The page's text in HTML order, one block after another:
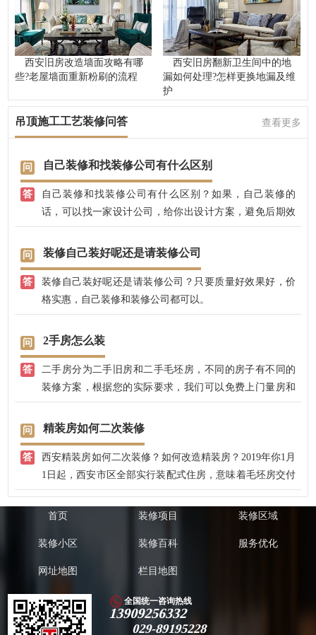
西安旧房改造墙面攻略有哪
些?老屋墙面重新粉刷的流程
西安旧房翻新卫生间中的地
漏如何处理?怎样更换地漏及维
护
吊顶施工工艺装修问答 查看更多
自己装修和找装修公司有什么区别
自己装修和找装修公司有什么区别？如果，自己装修的
话，可以找一家设计公司，给你出设计方案，避免后期效
果不好；找装修公司的话，可以有专业的设计师，全程把
控装修效果，不用担心装修效果好不好，装修质量大可放
省心放心。
装修自己装好呢还是请装修公司
装修自己装好呢还是请装修公司？只要质量好效果好，价
格实惠，自己装修和装修公司都可以。
2手房怎么装
二手房分为二手旧房和二手毛坯房，不同的房子有不同的
装修方案，根据您的实际要求，我们可以免费上门量房和
设计方案，有20年的装修经验，专业半包装修，先装修后
付款。
精装房如何二次装修
西安精装房如何二次装修？如何改造精装房？2019年你1月
1日起，西安市区全部实行装配式住房，意味着毛坯房交付
的结束，2021年以后交付的房子全部都是精装房了，精装
房给人民带来便利的同时，也给西安人民带来很多问题，
际收房的时候，质量根本就不行，问题也层出不穷，大部
分的业主收房后，都需要进行二次改装。 根据我公司多年
实际情况和业主的要求，来进行二次改造。
首页 装修项目 装修区域
装修小区 装修百科 服务优化
网址地图 栏目地图
全国统一咨询热线
13909256332
029-89195228